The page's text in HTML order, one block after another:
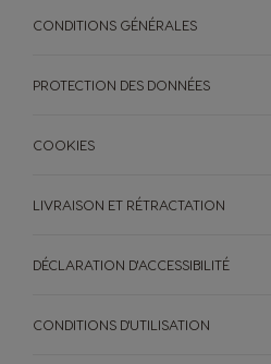
CONDITIONS GÉNÉRALES
PROTECTION DES DONNÉES
COOKIES
LIVRAISON ET RÉTRACTATION
DÉCLARATION D'ACCESSIBILITÉ
CONDITIONS D'UTILISATION